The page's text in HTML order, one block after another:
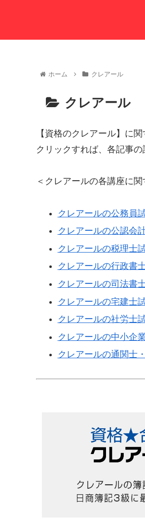
ホーム クレアール
クレアール
【資格のクレアール】に
クリックすれば、各記事の
＜クレアールの各講座に
クレアールの公務員
クレアールの公認会
クレアールの税理士
クレアールの行政書
クレアールの司法書
クレアールの宅建士
クレアールの社労士
クレアールの中小企
クレアールの通関士